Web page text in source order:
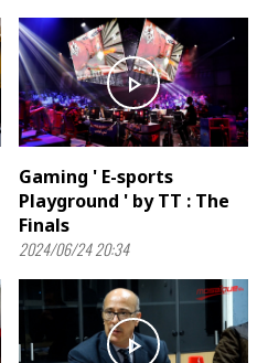
play_arrow
Gaming ' E-sports
Playground ' by TT : The
Finals
2024/06/24 20:34
play_arrow